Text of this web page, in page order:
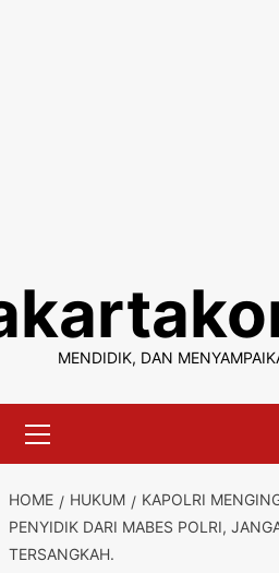
content
MENDIDIK, DAN
Menu
HOME HUKUM
KAPOLRI
PENYIDIK DARI MABES POLRI,
TERSANGKAH.